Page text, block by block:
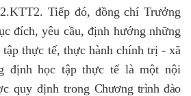
Tiếp đó, đồng chí Trưởng
đích, yêu cầu, định hướng những
thực tế, thực hành chính trị - xã
định học tập thực tế là một nội
quy định trong Chương trình đào